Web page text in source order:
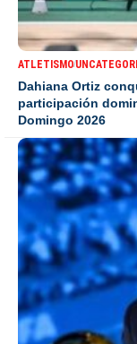
ATLETISMO
Dahiana Ortiz
participación
Domingo 2026